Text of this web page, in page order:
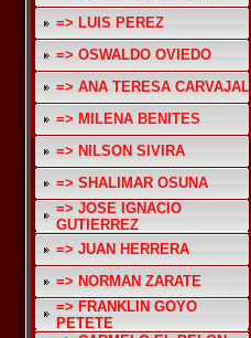
=> LUIS PEREZ
=> OSWALDO OVIEDO
=> ANA TERESA CARVAJAL
=> MILENA BENITES
=> NILSON SIVIRA
=> SHALIMAR OSUNA
=> JOSE IGNACIO
GUTIERREZ
=> JUAN HERRERA
=> NORMAN ZARATE
=> FRANKLIN GOYO
PETETE